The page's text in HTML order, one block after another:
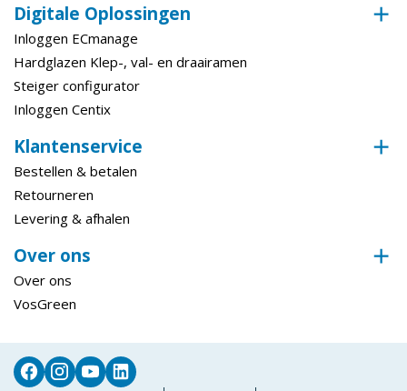
Digitale Oplossingen
Inloggen ECmanage
Hardglazen Klep-, val- en draairamen
Steiger configurator
Inloggen Centix
Klantenservice
Bestellen & betalen
Retourneren
Levering & afhalen
Over ons
Over ons
VosGreen